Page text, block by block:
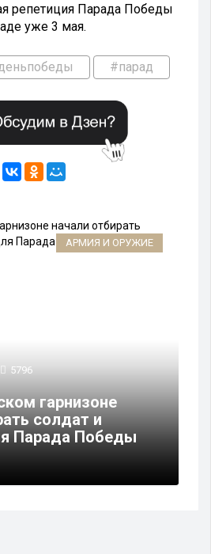
репетиция Парада Победы
уже 3 мая.
#парад
АРМИЯ И ОРУЖИЕ
5796
гарнизоне
солдат и
Парада Победы